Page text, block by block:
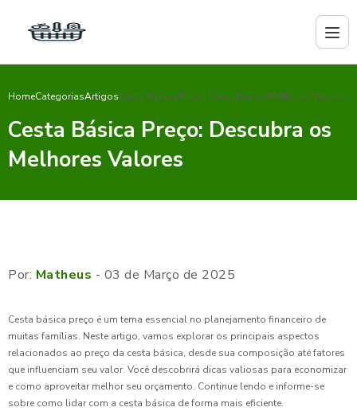
HomeCategoriasArtigosCesta Básica Preço: Descubra os Melhores Valores
Cesta Básica Preço: Descubra os
Melhores Valores
Por: Matheus - 03 de Março de 2025
Cesta básica preço é um tema essencial no planejamento financeiro de
muitas famílias. Neste artigo, vamos explorar os principais aspectos
relacionados ao preço da cesta básica, desde sua composição até fatores
que influenciam seu valor. Você descobrirá dicas valiosas para economizar
e como aproveitar melhor seu orçamento. Continue lendo e informe-se
sobre como lidar com a cesta básica de forma mais eficiente.